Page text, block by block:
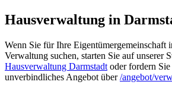
Hausverwaltung in
Wenn Sie für Ihre Eigentümergemeinschaft
Verwaltung suchen, starten Sie auf unserer
Hausverwaltung Darmstadt oder fordern
unverbindliches Angebot über/angebot/